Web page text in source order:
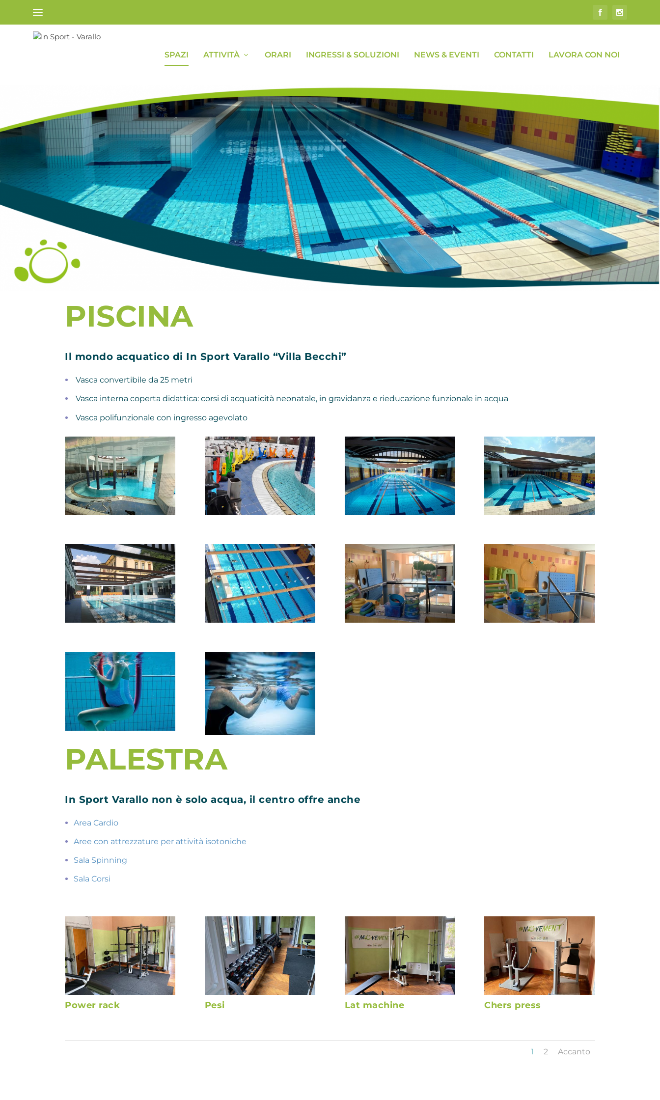
SPAZI ATTIVITÀ ORARI INGRESSI & SOLUZIONI NEWS & EVENTI CONTATTI LAVORA CON NOI
PISCINA
Il mondo acquatico di In Sport Varallo “Villa Becchi”
Vasca convertibile da 25 metri
Vasca interna coperta didattica: corsi di acquaticità neonatale, in gravidanza e rieducazione funzionale in acqua
Vasca polifunzionale con ingresso agevolato
PALESTRA
In Sport Varallo non è solo acqua, il centro offre anche
Area Cardio
Aree con attrezzature per attività isotoniche
Sala Spinning
Sala Corsi
Power rack Pesi Lat machine Chers press
1 2 Accanto